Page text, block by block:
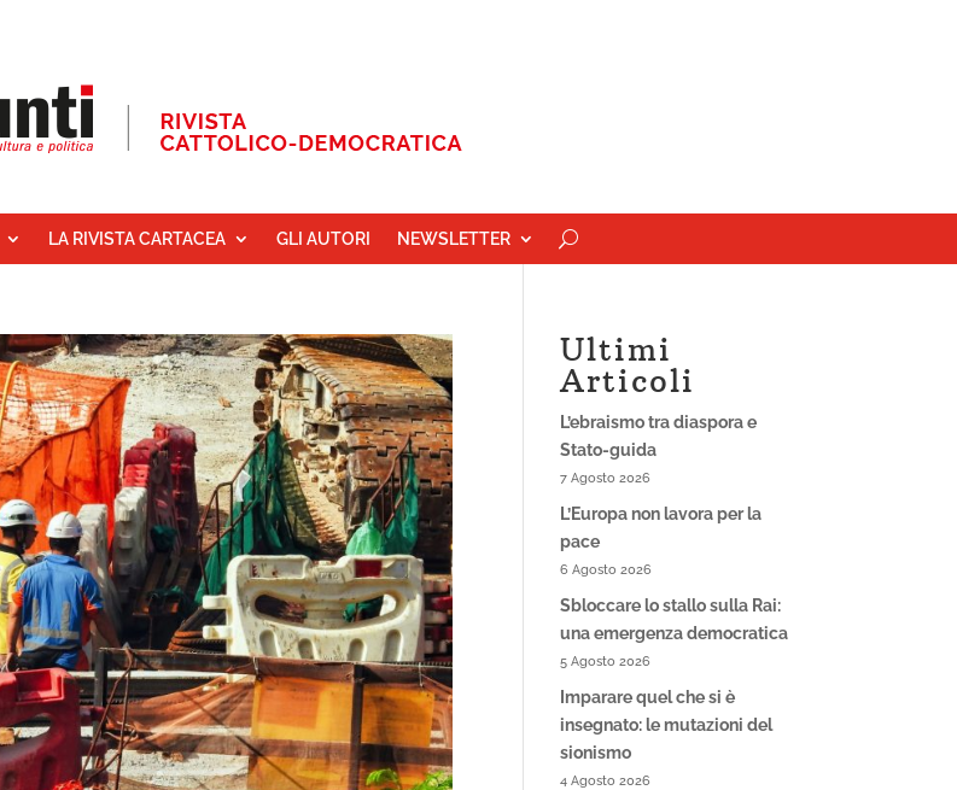
LA RIVISTA CARTACEA GLI AUTORI NEWSLETTER
Ultimi
Articoli
L’ebraismo tra diaspora e
Stato-guida
7 Agosto 2026
L’Europa non lavora per la
pace
6 Agosto 2026
Sbloccare lo stallo sulla Rai:
una emergenza democratica
5 Agosto 2026
Imparare quel che si è
insegnato: le mutazioni del
sionismo
4 Agosto 2026